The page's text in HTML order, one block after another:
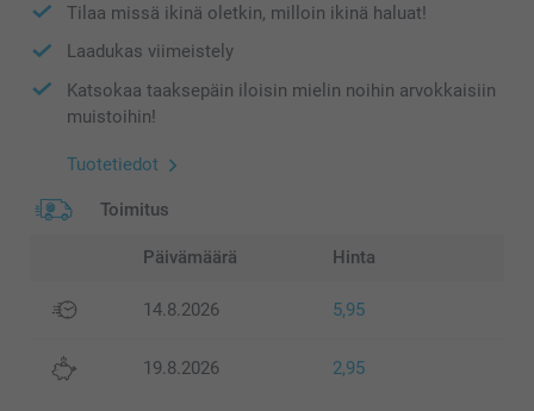
Tilaa missä ikinä oletkin, milloin ikinä haluat!
Laadukas viimeistely
Katsokaa taaksepäin iloisin mielin noihin arvokkaisiin
muistoihin!
Tuotetiedot
Toimitus
Päivämäärä Hinta
14.8.2026 5,95
19.8.2026 2,95